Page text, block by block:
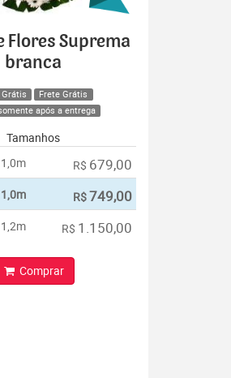
Flores Suprema
branca
Grátis
Frete Grátis
após a entrega
Tamanhos
R$ 679,00
R$749,00
R$ 1.150,00
Comprar